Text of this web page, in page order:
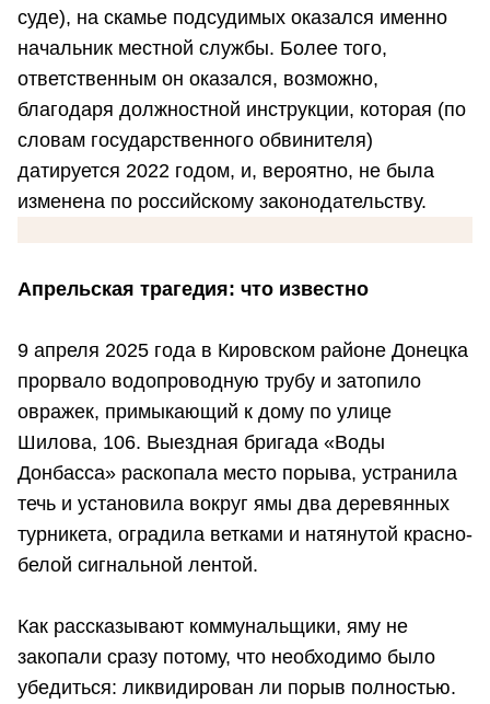
суде), на скамье подсудимых оказался именно
начальник местной службы. Более того,
ответственным он оказался, возможно,
благодаря должностной инструкции, которая (по
словам государственного обвинителя)
датируется 2022 годом, и, вероятно, не была
изменена по российскому законодательству.
Апрельская трагедия: что известно
9 апреля 2025 года в Кировском районе Донецка
прорвало водопроводную трубу и затопило
овражек, примыкающий к дому по улице
Шилова, 106. Выездная бригада «Воды
Донбасса» раскопала место порыва, устранила
течь и установила вокруг ямы два деревянных
турникета, оградила ветками и натянутой красно-
белой сигнальной лентой.
Как рассказывают коммунальщики, яму не
закопали сразу потому, что необходимо было
убедиться: ликвидирован ли порыв полностью.